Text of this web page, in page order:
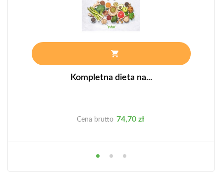
Kompletna dieta na...
Cena brutto Cena
74,70 zł